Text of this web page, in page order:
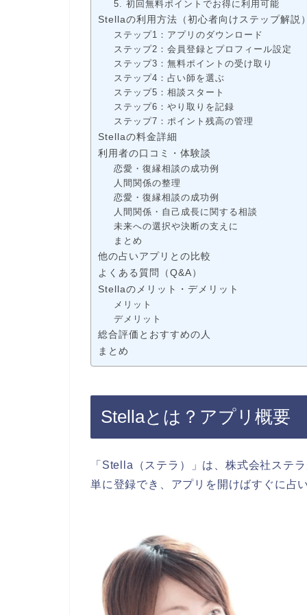
5. 初回無料ポイントでお得に利用可能
Stellaの利用方法（初心者向けステップ解説
ステップ1：アプリのダウンロード
ステップ2：会員登録とプロフィール設定
ステップ3：無料ポイントの受け取り
ステップ4：占い師を選ぶ
ステップ5：相談スタート
ステップ6：やり取りを記録
ステップ7：ポイント残高の管理
Stellaの料金詳細
利用者の口コミ・体験談
恋愛・復縁相談の成功例
人間関係の整理
恋愛・復縁相談の成功例
人間関係・自己成長に関する相談
未来への選択や決断の支えに
まとめ
他の占いアプリとの比較
よくある質問（Q&A）
Stellaのメリット・デメリット
メリット
デメリット
総合評価とおすすめの人
まとめ
Stellaとは？アプリ概要
「Stella（ステラ）」は、株式会社ステ
単に登録でき、アプリを開けばすぐに占